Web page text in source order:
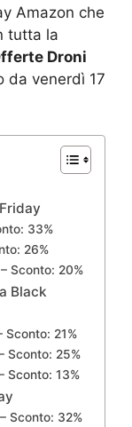
Amazon che
tutta la
Droni
da venerdì 17
33%
26%
Sconto: 20%
Black
21%
Sconto: 25%
Sconto: 13%
Sconto: 32%